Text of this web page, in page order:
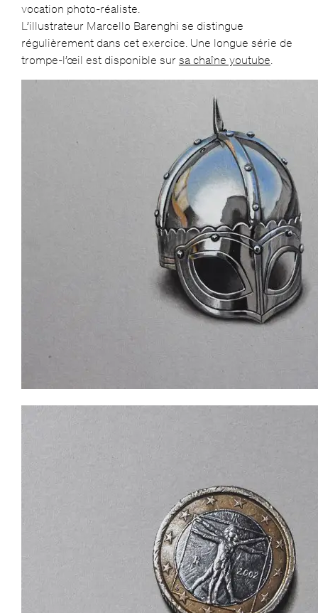
vocation photo-réaliste.
L’illustrateur Marcello Barenghi se distingue
régulièrement dans cet exercice. Une longue série de
trompe-l’œil est disponible sur sa chaîne youtube.